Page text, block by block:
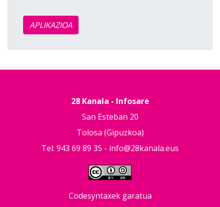
APLIKAZIOA
28 Kanala - Infosare
San Esteban 20
Tolosa (Gipuzkoa)
Tel: 943 69 89 35 - info@28kanala.eus
Codesyntaxek garatua